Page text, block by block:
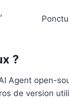
?
Agent open-
de version